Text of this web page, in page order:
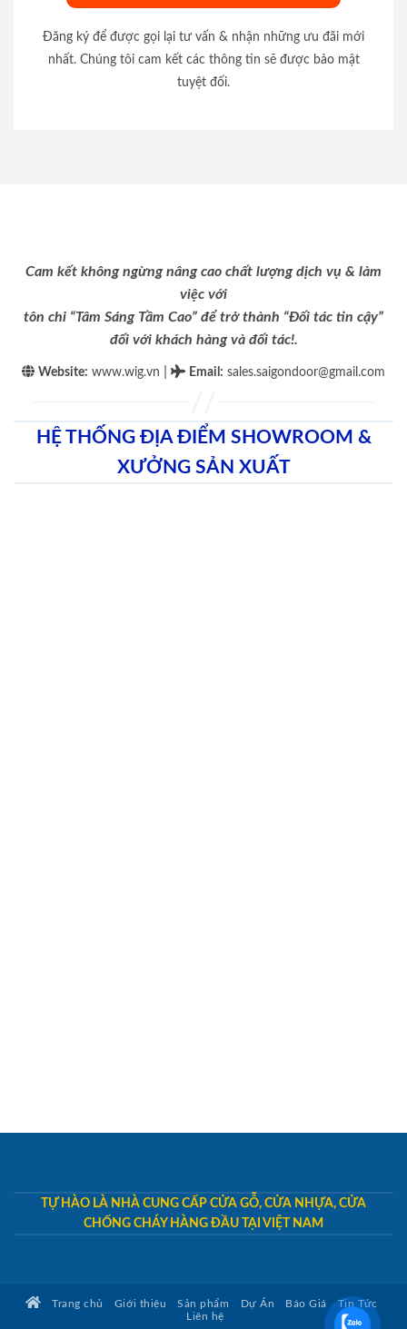
Đăng ký để được gọi lại tư vấn & nhận những ưu đãi mới
nhất. Chúng tôi cam kết các thông tin sẽ được bảo mật
tuyệt đối.
Cam kết không ngừng nâng cao chất lượng dịch vụ & làm
việc với
tôn chỉ “Tâm Sáng Tầm Cao” để trở thành “Đối tác tin cậy”
đối với khách hàng và đối tác!.
Website: www.wig.vn Email : sales.saigondoor@gmail.com
HỆ THỐNG ĐỊA ĐIỂM SHOWROOM &
XƯỞNG SẢN XUẤT
TỰ HÀO LÀ NHÀ CUNG CẤP CỬA GỖ, CỬA NHỰA, CỬA
CHỐNG CHÁY HÀNG ĐẦU TẠI VIỆT NAM
Trang chủ Giới thiệu Sản phẩm Dự Án Báo Giá
Tin Tức
Liên hệ